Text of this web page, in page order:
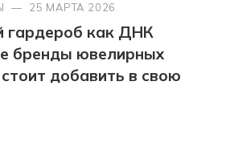
— 25 МАРТА 2026
гардероб как ДНК
бренды ювелирных
добавить в свою